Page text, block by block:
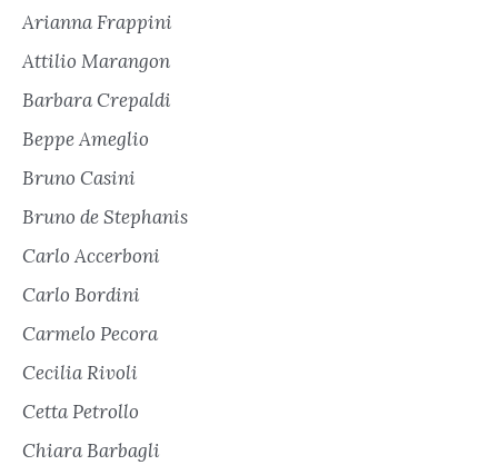
Arianna Frappini
Attilio Marangon
Barbara Crepaldi
Beppe Ameglio
Bruno Casini
Bruno de Stephanis
Carlo Accerboni
Carlo Bordini
Carmelo Pecora
Cecilia Rivoli
Cetta Petrollo
Chiara Barbagli